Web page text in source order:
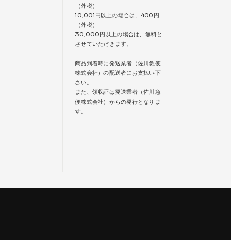
（外税）
10,001円以上の場合は、400円
（外税）
30,000円以上の場合は、無料と
させていただきます。
商品到着時に発送業者（佐川急便
株式会社）の配送者にお支払い下
さい。
また、領収証は発送業者（佐川急
便株式会社）からの発行となりま
す。